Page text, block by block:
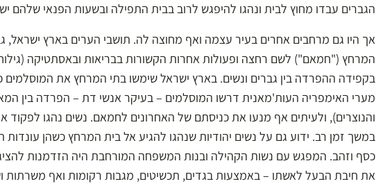
הגברים עבדו מחוץ לבית ונהגו להיפגש לרוב בבית התפילה ובשעות הפנאי שלהם
אך היו גם מרחבים אחרים בעיר עצמה ואף מחוצה לה. תושבי הערים בארץ ישראל,
המרחץ ("חמאם") לשם רחצה ופעולות אחרות הקשורות בבריאות ובאסתטיקה
בקפידה ההפרדה בין גברים ונשים. בארץ ישראל שימשו בתי המרחץ את המוסלמים
מערי האימפריה העות'מאנית דרשו המוסלמים – בעיקר אנשי דת – הפרדה בין
והנוצרים), ולעיתים אף מנעו את כניסתם של האחרונים לחמאם. נשים נהגו
במשך זמן רב. ידוע גם על נשים יהודיות שנהגו להגיע אל בית המרחץ כשהן עונדות
כסף וזהב. המפגש עם נשות הקהילה ובנות המשפחה המורחבת היה הזדמנות
את חיבת הבעל לאשתו – באמצעות בגדים, תכשיטים, מגבות רקומות ואף משרתות